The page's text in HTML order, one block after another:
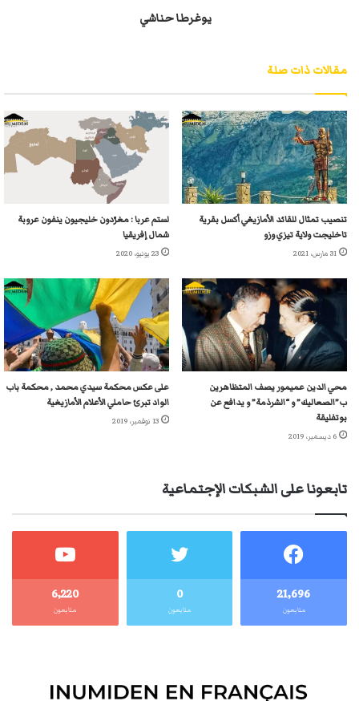
يوغرطا حناشي
مقالات ذات صلة
تنصيب تمثال للقائد الأمازيغي أكسل بقرية
تاخليجت ولاية تيزي وزو
31 مارس، 2021
لستم عربا : مغرّدون خليجيون ينفون عروبة
شمال إفريقيا
23 يونيو، 2020
محي الدين عميمور يصف المتظاهرين
ب”الصعاليك” و “الشرذمة” و يدافع عن
بوتفليقة
6 ديسمبر، 2019
على عكس محكمة سيدي محمد , محكمة باب
الواد تبرئ حاملي الأعلام الأمازيغية
13 نوفمبر، 2019
تابعونا على الشبكات الإجتماعية
21٬696
متابعون
0
متابعون
6٬220
متابعون